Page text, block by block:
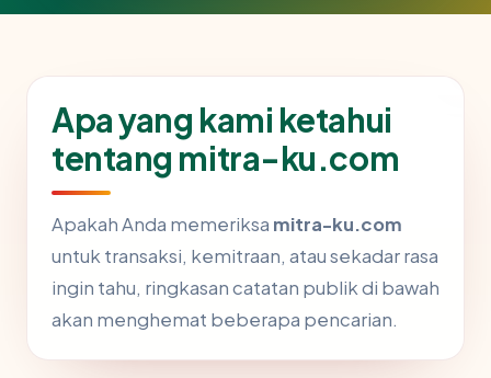
Apa yang kami ketahui
tentang mitra-ku.com
Apakah Anda memeriksa mitra-ku.com
untuk transaksi, kemitraan, atau sekadar rasa
ingin tahu, ringkasan catatan publik di bawah
akan menghemat beberapa pencarian.